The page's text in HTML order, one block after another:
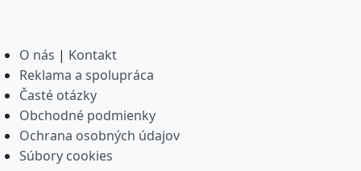
O nás | Kontakt
Reklama a spolupráca
Časté otázky
Obchodné podmienky
Ochrana osobných údajov
Súbory cookies